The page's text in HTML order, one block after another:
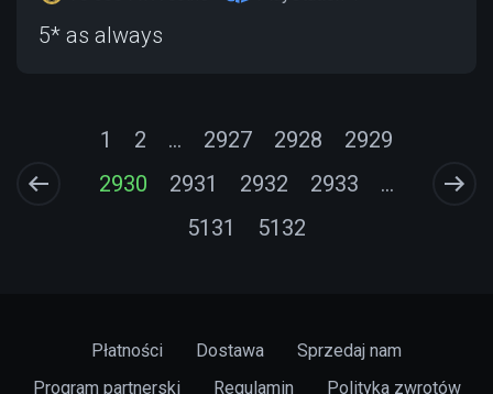
5* as always
1 2 ... 2927 2928
2929
2930
2931 2932 2933
...
5131
5132
Płatności Dostawa
Sprzedaj nam
Program partnerski
Regulamin Polityka zwrotów